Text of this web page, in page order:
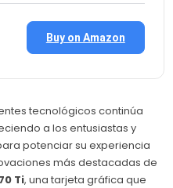
Buy on Amazon
tecnológicos continúa
a los entusiastas y
potenciar su experiencia
más destacadas de
Ti, una tarjeta gráfica que